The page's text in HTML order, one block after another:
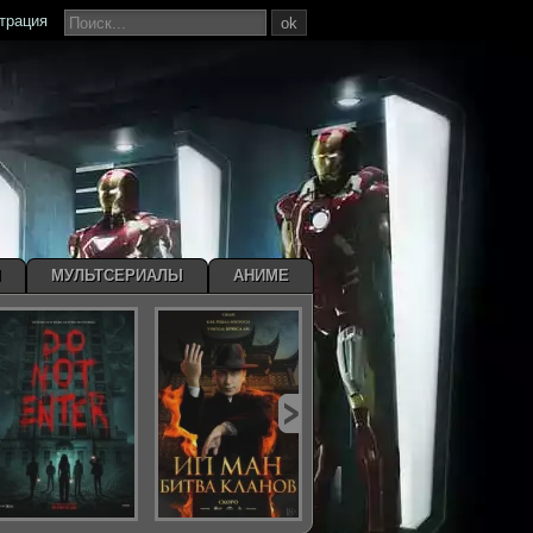
ok
МУЛЬТСЕРИАЛЫ АНИМЕ